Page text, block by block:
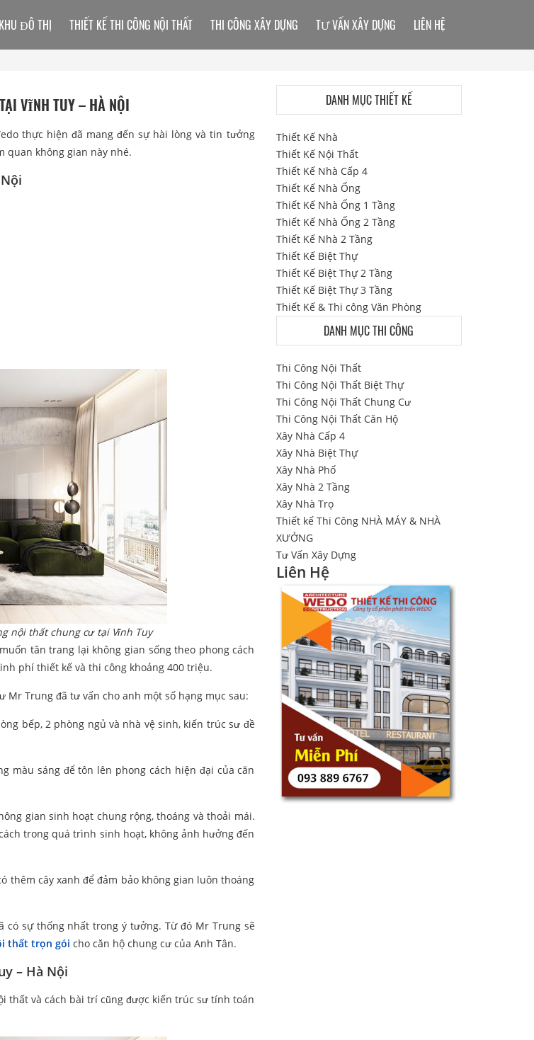
VĨNH TUY – HÀ NỘI
thực hiện đã mang đến sự hài lòng và tin tưởng
quan không gian này nhé.
nội thất chung cư tại Vĩnh Tuy
tân trang lại không gian sống theo phong cách
phí thiết kế và thi công khoảng 400 triệu.
Trung đã tư vấn cho anh một số hạng mục sau:
bếp, 2 phòng ngủ và nhà vệ sinh, kiến trúc sư đề
màu sáng để tôn lên phong cách hiện đại của căn
gian sinh hoạt chung rộng, thoáng và thoải mái.
trong quá trình sinh hoạt, không ảnh hưởng đến
thêm cây xanh để đảm bảo không gian luôn thoáng
có sự thống nhất trong ý tưởng. Từ đó Mr Trung sẽ
thất trọn gói cho căn hộ chung cư của Anh Tân.
– Hà Nội
thất và cách bài trí cũng được kiến trúc sư tính toán
ĐÔ THỊ THIẾT KẾ THI CÔNG NỘI THẤT THI CÔNG XÂY DỰNG TƯ VẤN XÂY DỰNG LIÊN HỆ
DANH MỤC THIẾT KẾ
Thiết Kế Nhà
Thiết Kế Nội Thất
Thiết Kế Nhà Cấp 4
Thiết Kế Nhà Ống
Thiết Kế Nhà Ống 1 Tầng
Thiết Kế Nhà Ống 2 Tầng
Thiết Kế Nhà 2 Tầng
Thiết Kế Biệt Thự
Thiết Kế Biệt Thự 2 Tầng
Thiết Kế Biệt Thự 3 Tầng
Thiết Kế & Thi công Văn Phòng
DANH MỤC THI CÔNG
Thi Công Nội Thất
Thi Công Nội Thất Biệt Thự
Thi Công Nội Thất Chung Cư
Thi Công Nội Thất Căn Hộ
Xây Nhà Cấp 4
Xây Nhà Biệt Thự
Xây Nhà Phố
Xây Nhà 2 Tầng
Xây Nhà Trọ
Thiết kế Thi Công NHÀ MÁY & NHÀ
XƯỞNG
Tư Vấn Xây Dựng
Liên Hệ